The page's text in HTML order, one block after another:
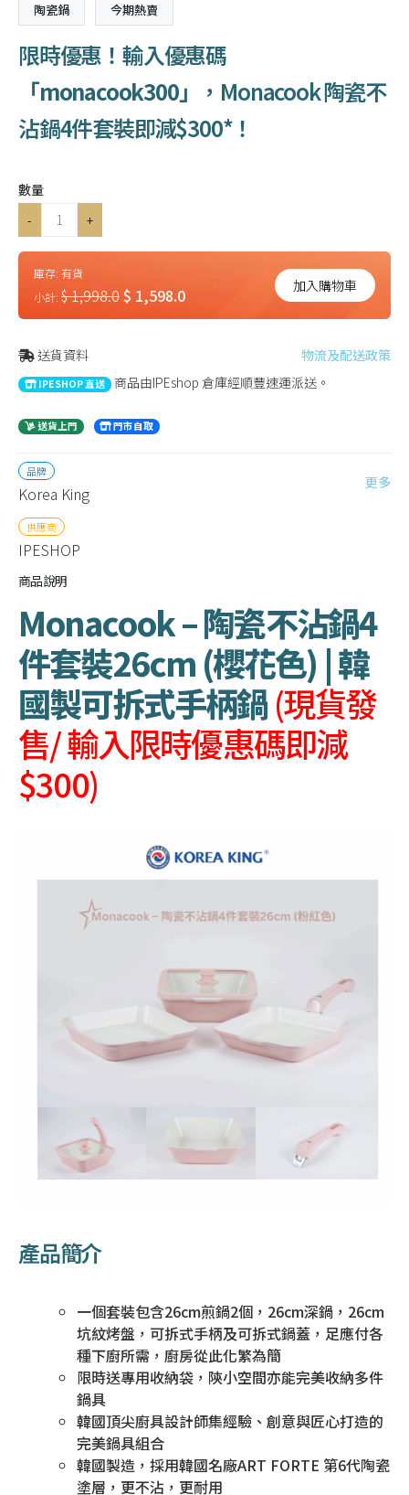
陶瓷鍋 今期熱賣
限時優惠！輸入優惠碼
「monacook300」
，Monacook 陶瓷不
沾鍋4件套裝即減$300*！
數量
-
+
庫存: 有貨
小計: $ 1,998.0$ 1,598.0 加入購物車
送貨資料 物流及配送政策
IPESHOP 直送 商品由IPEshop 倉庫經順豐速運派送。
送貨上門 門市自取
品牌
Korea King
更多
供應商
IPESHOP
商品說明
Monacook – 陶瓷不沾鍋4
件套裝26cm (櫻花色) | 韓
國製可拆式手柄鍋(現貨發
售/ 輸入限時優惠碼即減
$300)
產品簡介
一個套裝包含26cm煎鍋2個，26cm深鍋，26cm
坑紋烤盤，可拆式手柄及可拆式鍋蓋，足應付各
種下廚所需，廚房從此化繁為簡
限時送專用收納袋，陝小空間亦能完美收納多件
鍋具
韓國頂尖廚具設計師集經驗、創意與匠心打造的
完美鍋具組合
韓國製造，採用韓國名廠ART FORTE 第6代陶瓷
塗層，更不沾，更耐用